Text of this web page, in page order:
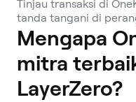
Tinjau transaksi di
tanda tangani di
Mengapa
mitra
LayerZero?